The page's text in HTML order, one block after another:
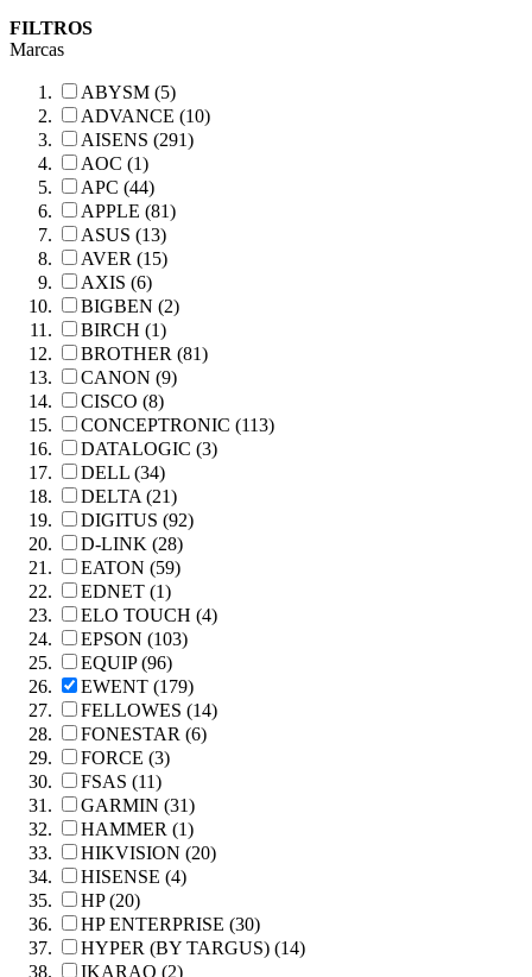
FILTROS
Marcas
ABYSM (5)
ADVANCE (10)
AISENS (291)
AOC (1)
APC (44)
APPLE (81)
ASUS (13)
AVER (15)
AXIS (6)
BIGBEN (2)
BIRCH (1)
BROTHER (81)
CANON (9)
CISCO (8)
CONCEPTRONIC (113)
DATALOGIC (3)
DELL (34)
DELTA (21)
DIGITUS (92)
D-LINK (28)
EATON (59)
EDNET (1)
ELO TOUCH (4)
EPSON (103)
EQUIP (96)
EWENT (179)
FELLOWES (14)
FONESTAR (6)
FORCE (3)
FSAS (11)
GARMIN (31)
HAMMER (1)
HIKVISION (20)
HISENSE (4)
HP (20)
HP ENTERPRISE (30)
HYPER (BY TARGUS) (14)
IKARAO (2)